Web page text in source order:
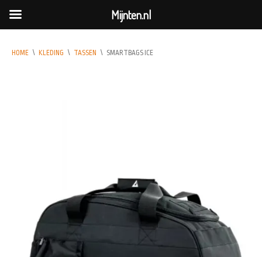
HOME \ KLEDING \ TASSEN \ SMARTBAGS ICE
Mijnten.nl